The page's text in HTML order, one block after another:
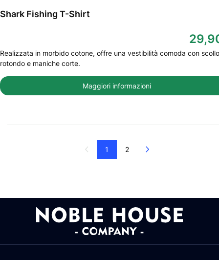
Shark Fishing T-Shirt
Realizzata in morbido cotone, offre una vestibilità comoda con scollo
rotondo e maniche corte.
Maggiori informazioni
1 2 Successivo